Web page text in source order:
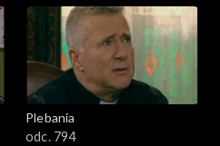
Plebania
odc. 794